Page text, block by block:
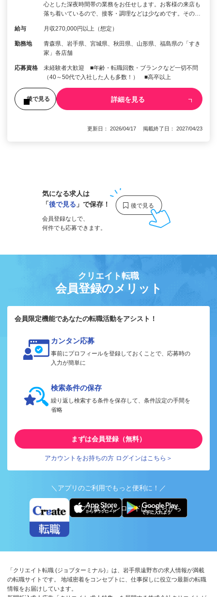
心とした深夜時間帯の業務をお任せします。お客様の来店も
落ち着いているので、接客・調理などは少なめです。その…
給与 月収270,000円以上（想定）
勤務地
青森県、岩手県、宮城県、秋田県、山形県、福島県の「すき
家」各店舗
応募資格
未経験者大歓迎 ■年齢・転職回数・ブランクなど一切不問
（40～50代で入社した人も多数！） ■高卒以上
後で見る 詳細を見る
更新日： 2026/04/17 掲載終了日： 2027/04/23
気になる求人は
「後で見る 」で保存！
会員登録なしで、
何件でも応募できます。
クリエイト転職
会員登録のメリット
会員限定機能であなたの転職活動をアシスト！
カンタン応募
事前にプロフィールを登録しておくことで、応募時の
入力が簡単に
検索条件の保存
繰り返し検索する条件を保存して、条件設定の手間を
省略
まずは会員登録（無料）
アカウントをお持ちの方 ログインはこちら＞
＼アプリのご利用でもっと便利に！／
アプリ版ダウンロードはこちらから
「クリエイト転職 (ジョブターミナル)」は、岩手県遠野市の求人情報が満載
の転職サイトです。 地域密着をコンセプトに、仕事探しに役立つ最新の転職
情報をお届けしています。